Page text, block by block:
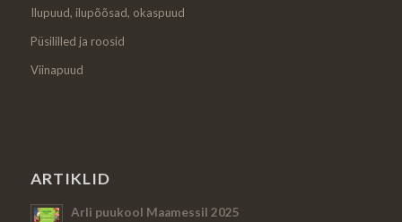
Ilupuud, ilupõõsad, okaspuud
Püsililled ja roosid
Viinapuud
ARTIKLID
Arli puukool Maamessil 2025